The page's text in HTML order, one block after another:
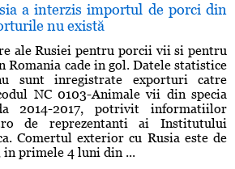
a interzis importul de porci din
nu există
ale Rusiei pentru porcii vii si pentru
Romania cade in gol. Datele statistice
sunt inregistrate exporturi catre
NC 0103-Animale vii din specia
2014-2017, potrivit informatiilor
de reprezentanti ai Institutului
Comertul exterior cu Rusia este de
in primele 4 luni din ...